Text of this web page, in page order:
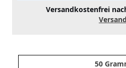
Versandkostenfrei
Versand
50